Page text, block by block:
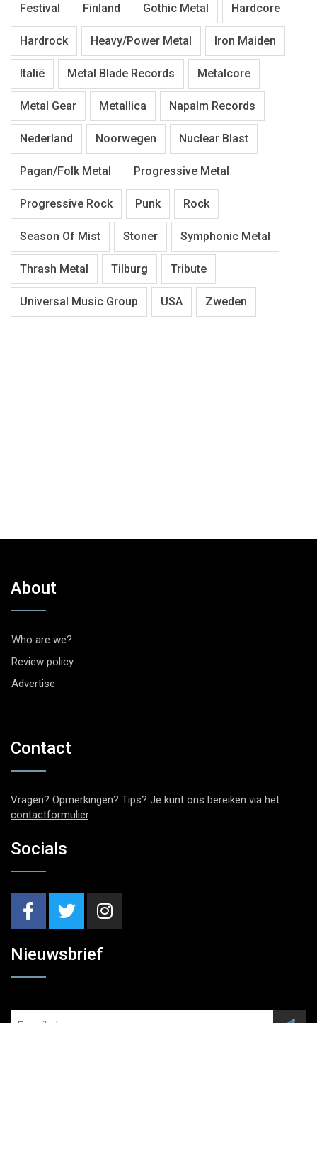
Festival Finland Gothic Metal Hardcore
Hardrock Heavy/Power Metal Iron Maiden
Italië Metal Blade Records Metalcore
Metal Gear Metallica Napalm Records
Nederland Noorwegen Nuclear Blast
Pagan/Folk Metal Progressive Metal
Progressive Rock Punk Rock
Season Of Mist Stoner Symphonic Metal
Thrash Metal Tilburg Tribute
Universal Music Group USA Zweden
About
Who are we?
Review policy
Advertise
Contact
Vragen? Opmerkingen? Tips? Je kunt ons bereiken via het
contactformulier.
Socials
Nieuwsbrief